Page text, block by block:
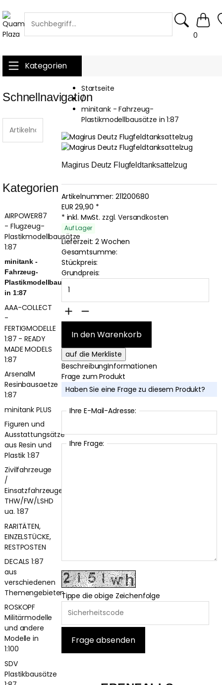
0
Kategorien
Startseite
/
minitank - Fahrzeug-
Plastikmodellbausätze in 1:87
Magirus Deutz Flugfeldtanksattelzug
Artikelnummer: 211200680
EUR 29,90 *
* inkl. MwSt. zzgl. Versandkosten
Auf Lager
Lieferzeit: 2 Wochen
Gesamtsumme:
Stückpreis:
Grundpreis:
BeschreibungInformationen
Frage zum Produkt
Haben Sie eine Frage zu diesem Produkt?
Ihre E-Mail-Adresse:
Ihre Frage:
Tippe die obige Zeichenfolge
Schnellnavigation
Kategorien
AIRPOWER87
- Flugzeug-
Plastikmodellbausätze
1:87
minitank -
Fahrzeug-
Plastikmodellbausätze
in 1:87
AAA-COLLECT
-
FERTIGMODELLE
1:87 - READY
MADE MODELS
1:87
ArsenalM
Resinbausaetze
1:87
minitank PLUS
Figuren und
Ausstattungsätze
aus Resin und
Plastik 1:87
Zivilfahrzeuge
/
Einsatzfahrzeuge
THW/FW/LSHD
ua. 1:87
RARITÄTEN,
EINZELSTÜCKE,
RESTPOSTEN
DECALS 1:87
aus
verschiedenen
Themengebieten
ROSKOPF
Militärmodelle
und andere
Modelle in
1:100
SDV
Plastikbausätze